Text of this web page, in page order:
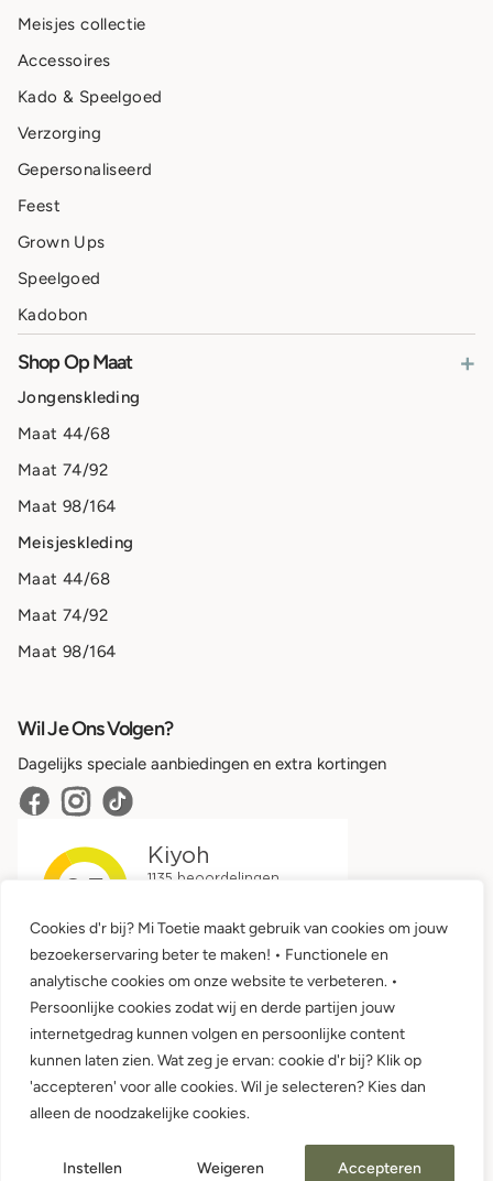
Cookies d'r bij? Mi Toetie maakt gebruik van cookies om jouw
bezoekerservaring beter te maken! • Functionele en
analytische cookies om onze website te verbeteren. •
Persoonlijke cookies zodat wij en derde partijen jouw
internetgedrag kunnen volgen en persoonlijke content
kunnen laten zien. Wat zeg je ervan: cookie d'r bij? Klik op
'accepteren' voor alle cookies. Wil je selecteren? Kies dan
alleen de noodzakelijke cookies.
Instellen Weigeren Accepteren
Meisjes collectie
Accessoires
Kado & Speelgoed
Verzorging
Gepersonaliseerd
Feest
Grown Ups
Speelgoed
Kadobon
Shop Op Maat +
Jongenskleding
Maat 44/68
Maat 74/92
Maat 98/164
Meisjeskleding
Maat 44/68
Maat 74/92
Maat 98/164
Wil Je Ons Volgen?
Dagelijks speciale aanbiedingen en extra kortingen
Algemene voorwaarden •
© 2026 Mi Toetie Babykleding en Kinderkleding